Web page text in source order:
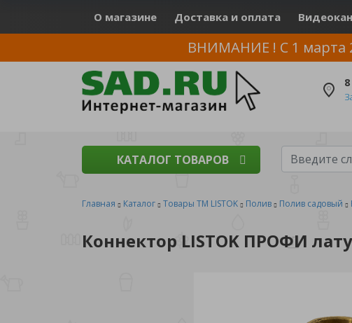
О магазине Доставка и оплата
ВНИМАНИЕ ! С 1 марта
КАТАЛОГ ТОВАРОВ
Главная Каталог Товары ТМ LISTOK Полив Полив садовый
Коннектор LISTOK ПРОФИ